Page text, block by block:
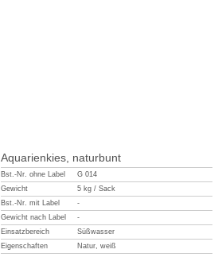
Aquarienkies, naturbunt
Bst.-Nr. ohne Label
G 014
Gewicht
5 kg / Sack
Bst.-Nr. mit Label
-
Gewicht nach Label
-
Einsatzbereich
Süßwasser
Eigenschaften
Natur, weiß